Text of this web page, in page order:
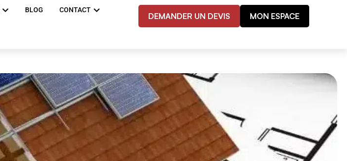
BLOG CONTACT
DEMANDER UN DEVIS MON ESPACE